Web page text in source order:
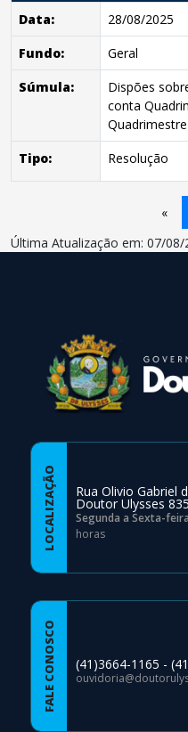
Data:
28/08/2025
Fundo:
Geral
Súmula:
Dispões
conta
Tipo:
Resolução
«
Última Atualização em: 07/08/
LOCALIZAÇÃO Rua Olivio Gabriel
Doutor Ulysses
Segunda a Sexta-
horas
FALE CONOSCO (41)3664-1165 -